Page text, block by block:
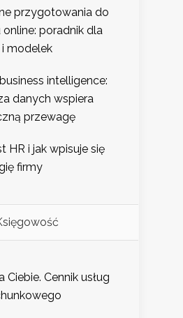
przygotowania do
poradnik dla
modelek
intelligence:
danych wspiera
przewagę
HR i jak wpisuje się
firmy
Ciebie. Cennik usług